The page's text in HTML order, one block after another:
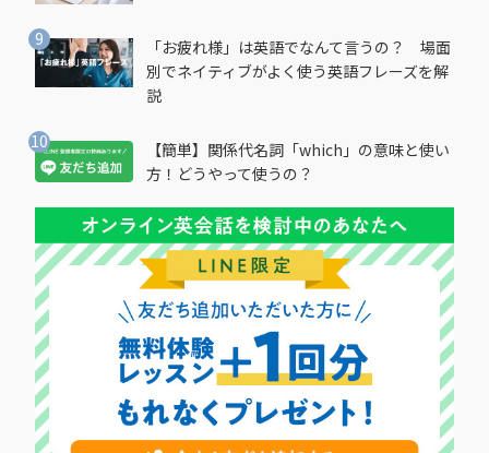
「お疲れ様」は英語でなんて言うの？ 場面
別でネイティブがよく使う英語フレーズを解
説
【簡単】関係代名詞「which」の意味と使い
方！どうやって使うの？